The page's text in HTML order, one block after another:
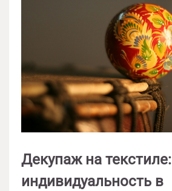
Декупаж на текстиле:
индивидуальность в